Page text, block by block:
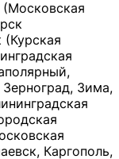
Зерноград, Зима,
Каргополь,